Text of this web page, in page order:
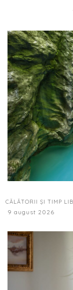
CĂLĂTORII ȘI TIMP
9 august 2026